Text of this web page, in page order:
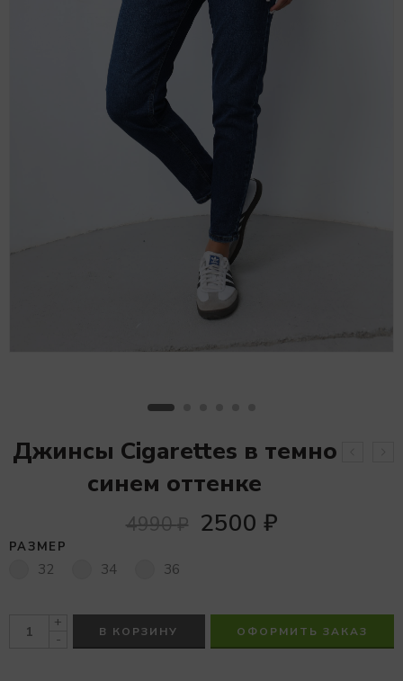
Джинсы Cigarettes в темно
синем оттенке
4990₽ 2500 ₽
РАЗМЕР
32 34 36
+
-
В КОРЗИНУ ОФОРМИТЬ ЗАКАЗ